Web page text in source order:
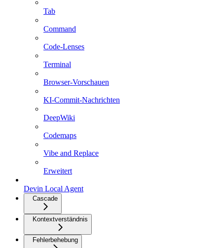
Tab
Command
Code-Lenses
Terminal
Browser-Vorschauen
KI-Commit-Nachrichten
DeepWiki
Codemaps
Vibe and Replace
Erweitert
Devin Local Agent
Cascade
Kontextverständnis
Fehlerbehebung